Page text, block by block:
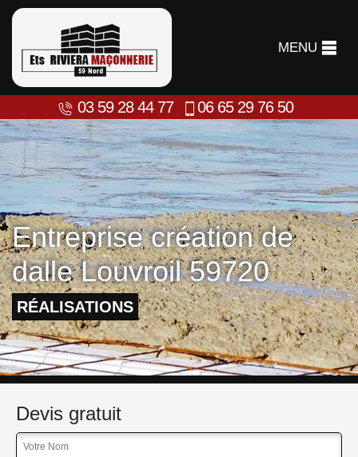
MENU
03 59 28 44 77 06 65 29 76 50
Entreprise création de
dalle Louvroil 59720
RÉALISATIONS
Devis gratuit